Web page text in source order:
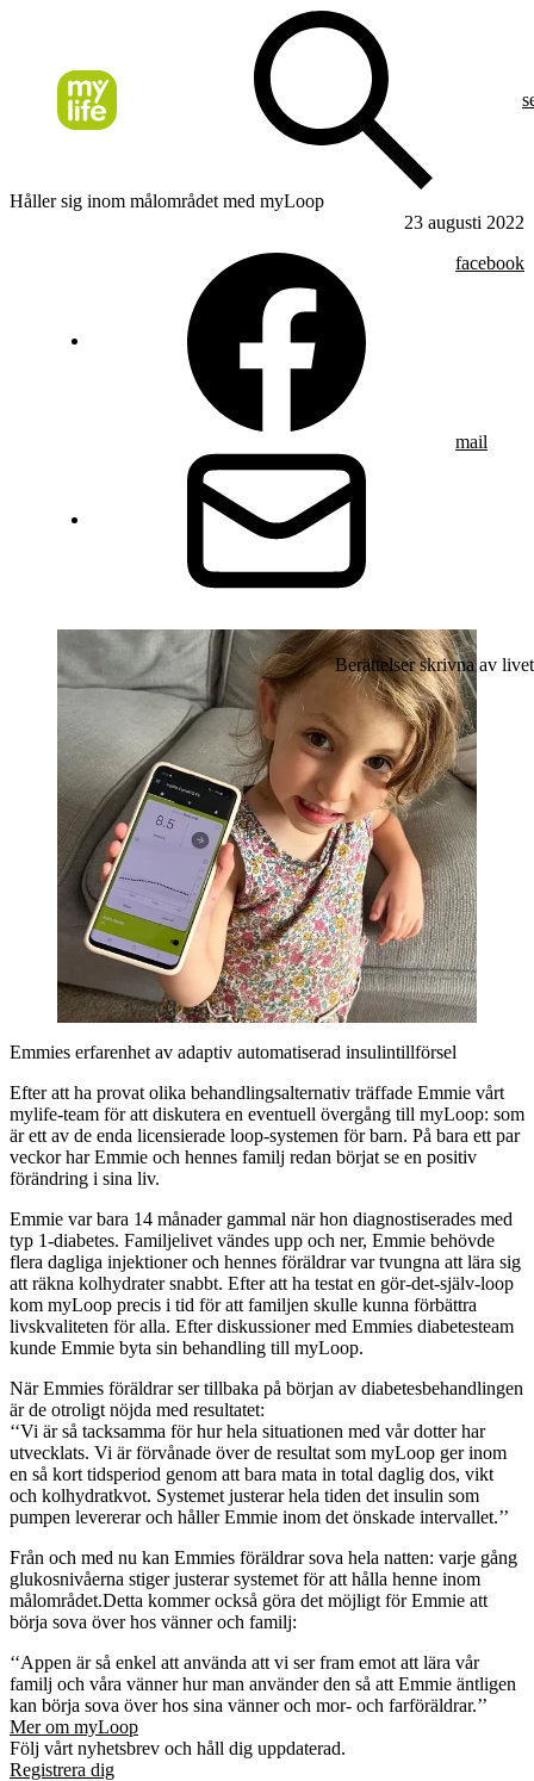
Håller sig inom målområdet med myLoop
23 augusti 2022
facebook
mail
Berättelser skrivna av livet
Emmies erfarenhet av adaptiv automatiserad insulintillförsel
Efter att ha provat olika behandlingsalternativ träffade Emmie vårt
mylife-team för att diskutera en eventuell övergång till myLoop: som
är ett av de enda licensierade loop-systemen för barn. På bara ett par
veckor har Emmie och hennes familj redan börjat se en positiv
förändring i sina liv.
Emmie var bara 14 månader gammal när hon diagnostiserades med
typ 1-diabetes. Familjelivet vändes upp och ner, Emmie behövde
flera dagliga injektioner och hennes föräldrar var tvungna att lära sig
att räkna kolhydrater snabbt. Efter att ha testat en gör-det-själv-loop
kom myLoop precis i tid för att familjen skulle kunna förbättra
livskvaliteten för alla. Efter diskussioner med Emmies diabetesteam
kunde Emmie byta sin behandling till myLoop.
När Emmies föräldrar ser tillbaka på början av diabetesbehandlingen
är de otroligt nöjda med resultatet:
‘‘Vi är så tacksamma för hur hela situationen med vår dotter har
utvecklats. Vi är förvånade över de resultat som myLoop ger inom
en så kort tidsperiod genom att bara mata in total daglig dos, vikt
och kolhydratkvot. Systemet justerar hela tiden det insulin som
pumpen levererar och håller Emmie inom det önskade intervallet.’’
Från och med nu kan Emmies föräldrar sova hela natten: varje gång
glukosnivåerna stiger justerar systemet för att hålla henne inom
målområdet.Detta kommer också göra det möjligt för Emmie att
börja sova över hos vänner och familj:
‘‘Appen är så enkel att använda att vi ser fram emot att lära vår
familj och våra vänner hur man använder den så att Emmie äntligen
kan börja sova över hos sina vänner och mor- och farföräldrar.’’
Mer om myLoop
Följ vårt nyhetsbrev och håll dig uppdaterad.
Registrera dig